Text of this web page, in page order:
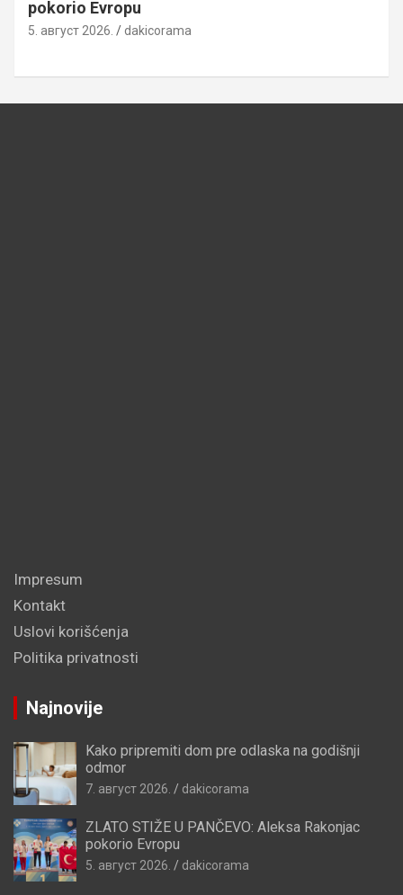
pokorio Evropu
5. август 2026. dakicorama
Impresum
Kontakt
Uslovi korišćenja
Politika privatnosti
Najnovije
Kako pripremiti dom pre odlaska na godišnji
odmor
7. август 2026. dakicorama
ZLATO STIŽE U PANČEVO: Aleksa Rakonjac
pokorio Evropu
5. август 2026. dakicorama